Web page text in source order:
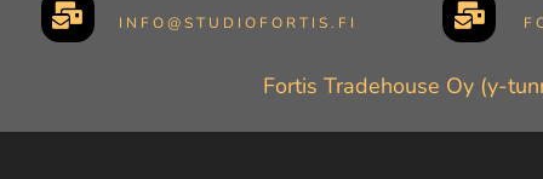
INFO@STUDIOFORTIS.FI
Fortis Tradehouse Oy (y-